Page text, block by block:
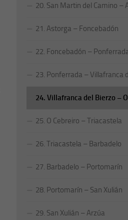
20. San Martin del Camino –
21. Astorga – Foncebadón
22. Foncebadón –
23. Ponferrada – Villafranca
24. Villafranca del Bierzo –
25. O Cebreiro – Triacastela
26. Triacastela – Barbadelo
27. Barbadelo – Portomarín
28. Portomarín – San Xulián
29. San Xulián – Arzúa